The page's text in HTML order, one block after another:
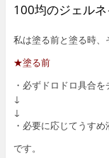
100均のジェル
私は塗る前と塗る時、
★塗る前
・必ずドロドロ具合を
↓
↓
・必要に応じてうすめ
です。